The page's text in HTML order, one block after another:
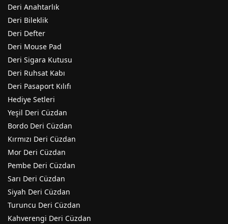
Deri Anahtarlık
Deri Bileklik
Deri Defter
Deri Mouse Pad
Deri Sigara Kutusu
Deri Ruhsat Kabı
Deri Pasaport Kılıfı
Hediye Setleri
Yeşil Deri Cüzdan
Bordo Deri Cüzdan
Kırmızı Deri Cüzdan
Mor Deri Cüzdan
Pembe Deri Cüzdan
Sarı Deri Cüzdan
Siyah Deri Cüzdan
Turuncu Deri Cüzdan
Kahverengi Deri Cüzdan